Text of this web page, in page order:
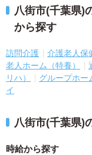
八街市(千葉県)
から探す
訪問介護 介護老人保
老人ホーム（特養）
リハ）
グループホー
イ
八街市(千葉県)
時給から探す